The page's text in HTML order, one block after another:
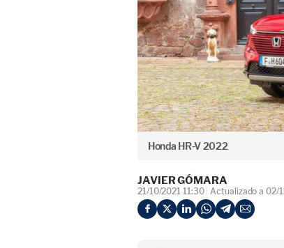
Honda HR-V 2022
JAVIER GÓMARA
21/10/2021 11:30 Actualizado a 02/